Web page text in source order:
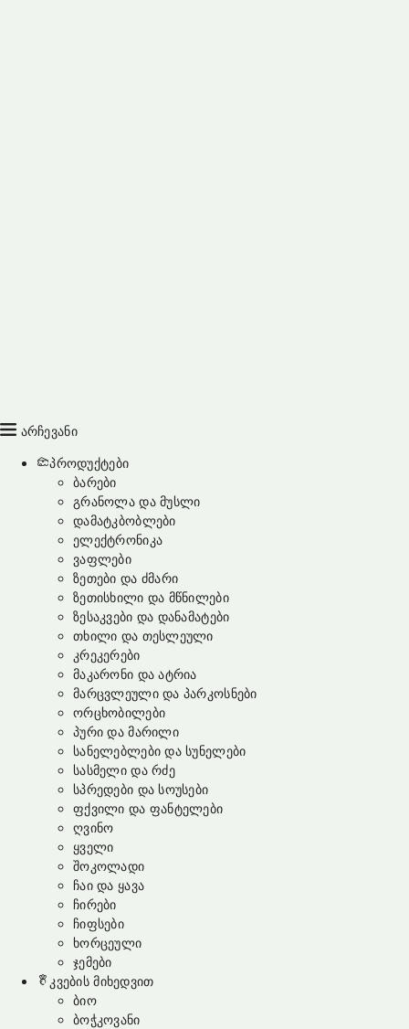
არჩევანი
პროდუქტები
ბარები
გრანოლა და მუსლი
დამატკბობლები
ელექტრონიკა
ვაფლები
ზეთები და ძმარი
ზეთისხილი და მწნილები
ზესაკვები და დანამატები
თხილი და თესლეული
კრეკერები
მაკარონი და ატრია
მარცვლეული და პარკოსნები
ორცხობილები
პური და მარილი
სანელებლები და სუნელები
სასმელი და რძე
სპრედები და სოუსები
ფქვილი და ფანტელები
ღვინო
ყველი
შოკოლადი
ჩაი და ყავა
ჩირები
ჩიფსები
ხორცეული
ჯემები
კვების მიხედვით
ბიო
ბოჭკოვანი